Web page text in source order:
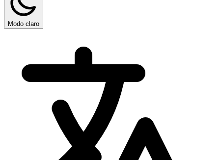
Modo claro